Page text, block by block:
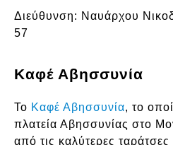
Διεύθυνση: Ναυάρχου
57
Καφέ Αβησσυνία
Το Καφέ Αβησσυνία, το
πλατεία Αβησσυνίας στο
από τις καλύτερες